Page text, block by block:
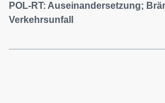
POL-RT: Auseinandersetzung;
Verkehrsunfall